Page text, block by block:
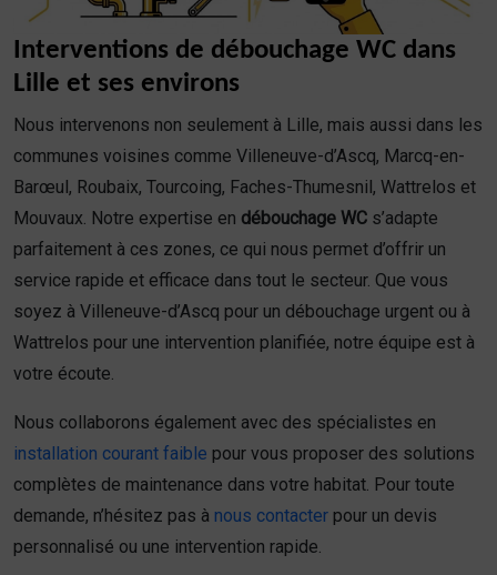
Interventions de débouchage WC dans
Lille et ses environs
Nous intervenons non seulement à Lille, mais aussi dans les
communes voisines comme Villeneuve-d’Ascq, Marcq-en-
Barœul, Roubaix, Tourcoing, Faches-Thumesnil, Wattrelos et
Mouvaux. Notre expertise en débouchage WC s’adapte
parfaitement à ces zones, ce qui nous permet d’offrir un
service rapide et efficace dans tout le secteur. Que vous
soyez à Villeneuve-d’Ascq pour un débouchage urgent ou à
Wattrelos pour une intervention planifiée, notre équipe est à
votre écoute.
Nous collaborons également avec des spécialistes en
installation courant faible pour vous proposer des solutions
complètes de maintenance dans votre habitat. Pour toute
demande, n’hésitez pas à nous contacter pour un devis
personnalisé ou une intervention rapide.